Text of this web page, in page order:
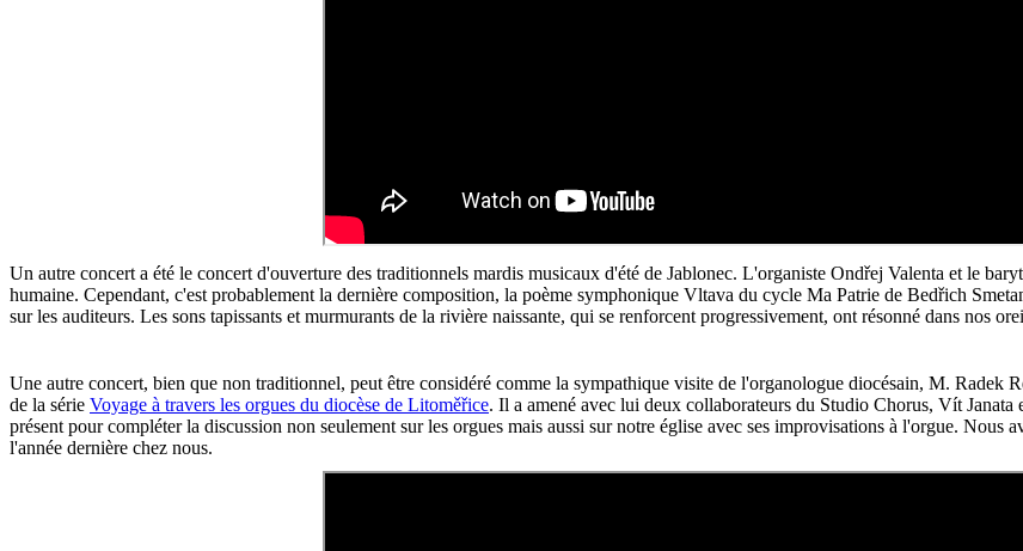
Un autre concert a été le concert d'ouverture des traditionnels mardis musicaux d'été de Jablonec. L'organiste Ondřej Valenta et le
humaine. Cependant, c'est probablement la dernière composition, la poème symphonique Vltava du cycle Ma Patrie de Bedřich
sur les auditeurs. Les sons tapissants et murmurants de la rivière naissante, qui se renforcent progressivement, ont résonné dans nos
Une autre concert, bien que non traditionnel, peut être considéré comme la sympathique visite de l'organologue diocésain, M. Radek
de la série Voyage à travers les orgues du diocèse de Litoměřice. Il a amené avec lui deux collaborateurs du Studio Chorus, Vít
présent pour compléter la discussion non seulement sur les orgues mais aussi sur notre église avec ses improvisations à l'orgue.
l'année dernière chez nous.